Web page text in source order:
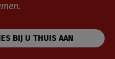
BIJ U THUIS AAN